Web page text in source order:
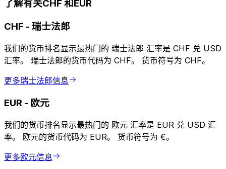
了解有关CHF 和EUR
CHF - 瑞士法郎
我们的货币排名显示最热门的 瑞士法郎 汇率是 CHF 兑 USD
汇率。 瑞士法郎的货币代码为 CHF。 货币符号为 CHF。
更多瑞士法郎信息
EUR - 欧元
我们的货币排名显示最热门的 欧元 汇率是 EUR 兑 USD 汇
率。 欧元的货币代码为 EUR。 货币符号为 €。
更多欧元信息